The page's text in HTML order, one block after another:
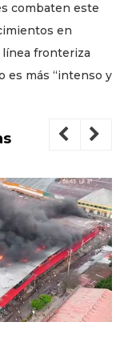
combaten este
en
fronteriza
es más “intenso y